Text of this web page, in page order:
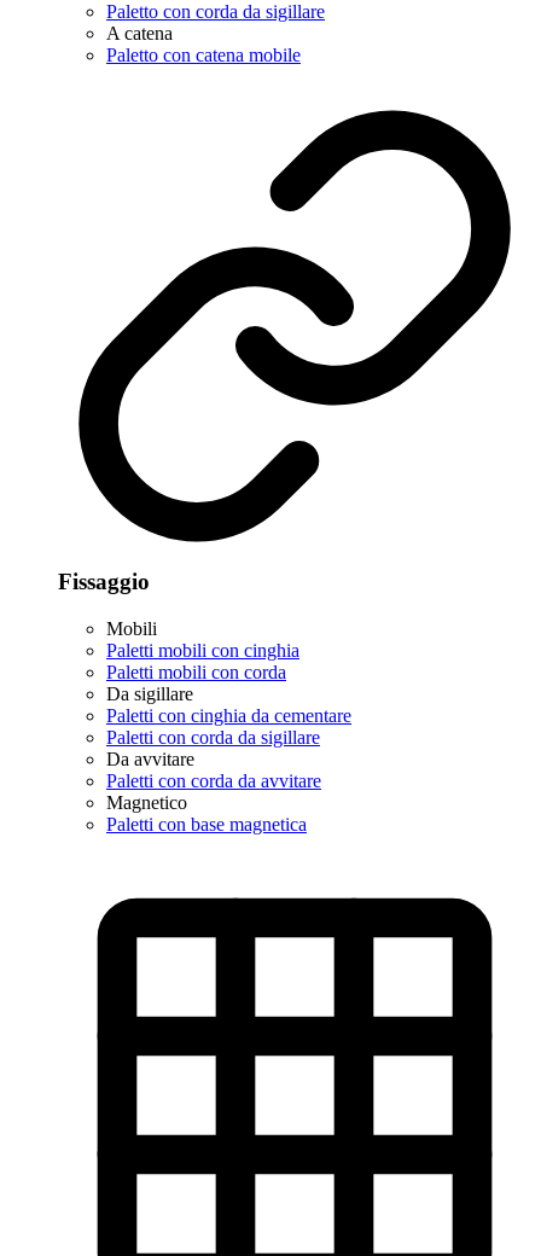
Paletto con corda da sigillare
A catena
Paletto con catena mobile
Fissaggio
Mobili
Paletti mobili con cinghia
Paletti mobili con corda
Da sigillare
Paletti con cinghia da cementare
Paletti con corda da sigillare
Da avvitare
Paletti con corda da avvitare
Magnetico
Paletti con base magnetica